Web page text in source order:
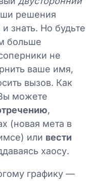
решения
знать. Но будьте
больше
не
ваше имя,
вызов. Как
можете
,
(новая мета в
или вести
хаосу.
графику —